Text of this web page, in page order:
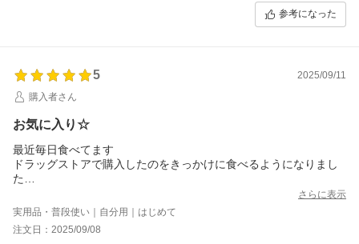
参考になった
5
2025/09/11
購入者さん
お気に入り☆
最近毎日食べてます
ドラッグストアで購入したのをきっかけに食べるようになりまし
た
また購入します(’-’*)♪
さらに表示
実用品・普段使い｜自分用｜はじめて
注文日：2025/09/08